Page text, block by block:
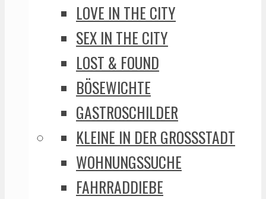
LOVE IN THE CITY
SEX IN THE CITY
LOST & FOUND
BÖSEWICHTE
GASTROSCHILDER
KLEINE IN DER GROSSSTADT
WOHNUNGSSUCHE
FAHRRADDIEBE